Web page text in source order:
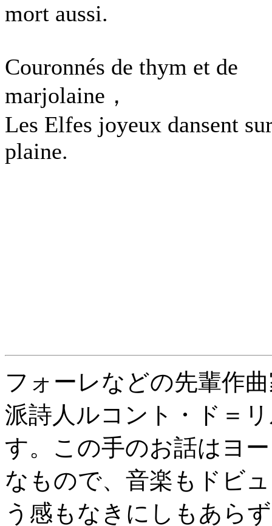
mort aussi.
Couronnés de thym et de
marjolaine，
Les Elfes joyeux dansent
plaine.
フォーレなどの先輩作
派詩人ルコント・ド＝
す。この手のお話はヨ
なもので、音楽もドビ
う感もなきにしもあら